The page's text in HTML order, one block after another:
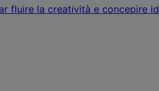
fluire la creatività e concepire